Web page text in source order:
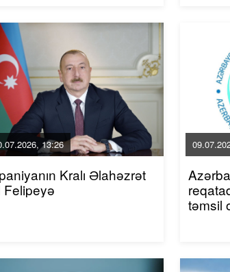
13:26
Kralı Əlahəzrət
Felipeyə
təmsil